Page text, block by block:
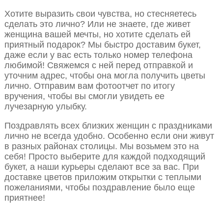
Хотите выразить свои чувства, но стесняетесь
сделать это лично? Или не знаете, где живет
женщина вашей мечты, но хотите сделать ей
приятный подарок? Мы быстро доставим букет,
даже если у вас есть только номер телефона
любимой! Свяжемся с ней перед отправкой и
уточним адрес, чтобы она могла получить цветы
лично. Отправим вам фотоотчет по итогу
вручения, чтобы вы смогли увидеть ее
лучезарную улыбку.
Поздравлять всех близких женщин с праздниками
лично не всегда удобно. Особенно если они живут
в разных районах столицы. Мы возьмем это на
себя! Просто выберите для каждой подходящий
букет, а наши курьеры сделают все за вас. При
доставке цветов приложим открытки с теплыми
пожеланиями, чтобы поздравление было еще
приятнее!